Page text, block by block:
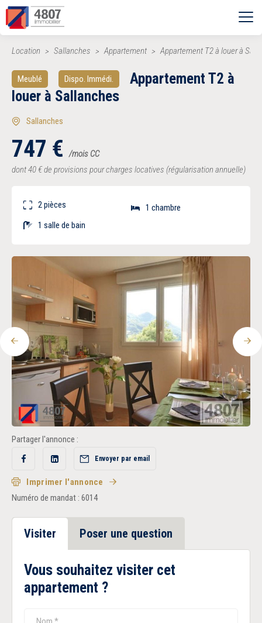
Vente
Location
Estimer
Nos agences
Recrutement
Accès extranet
Ouvrir le menu
Location Sallanches Appartement Appartement T2 à louer à
Meublé Dispo. Immédi.
Appartement T2 à
louer à Sallanches
Sallanches
747 €
/mois CC
dont 40€de provisions pour charges locatives (régularisation annuelle)
2 pièces
1 chambre
1 salle de bain
Précédent
Partager l'annonce :
Partager
Facebook
Partager
LinkedIn
Envoyer par email
Imprimer l'annonce
Numéro de mandat : 6014
Visiter Poser une question
Vous souhaitez visiter cet
appartement ?